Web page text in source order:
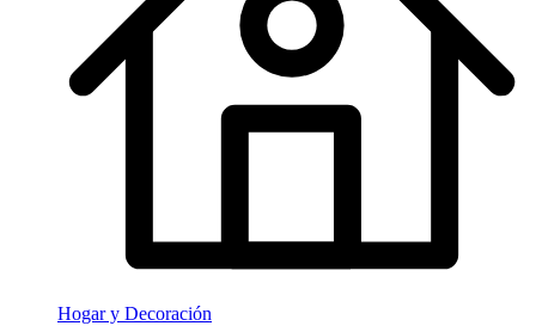
Hogar y Decoración